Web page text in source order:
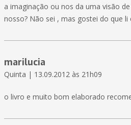
a imaginação ou nos da uma visão
nosso? Não sei , mas gostei do que li
marilucia
Quinta | 13.09.2012 às 21h09
o livro e muito bom elaborado